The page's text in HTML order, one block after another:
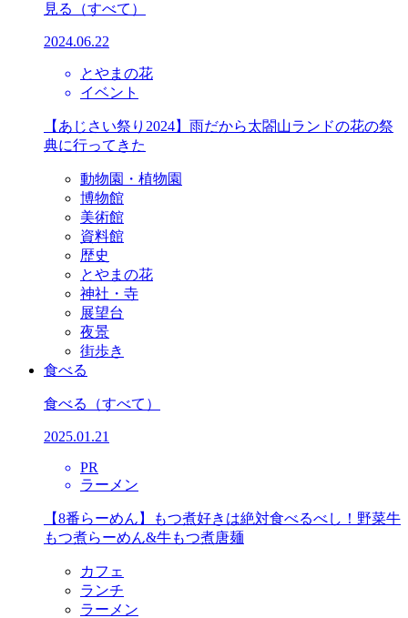
見る （すべて）
2024.06.22
とやまの花
イベント
【あじさい祭り2024】雨だから太閤山ランドの花の祭
典に行ってきた
動物園・植物園
博物館
美術館
資料館
歴史
とやまの花
神社・寺
展望台
夜景
街歩き
食べる
食べる （すべて）
2025.01.21
PR
ラーメン
【8番らーめん】もつ煮好きは絶対食べるべし！野菜牛
もつ煮らーめん&牛もつ煮唐麺
カフェ
ランチ
ラーメン